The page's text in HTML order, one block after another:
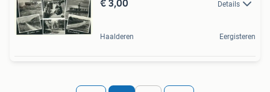
Details
Haalderen Eergisteren